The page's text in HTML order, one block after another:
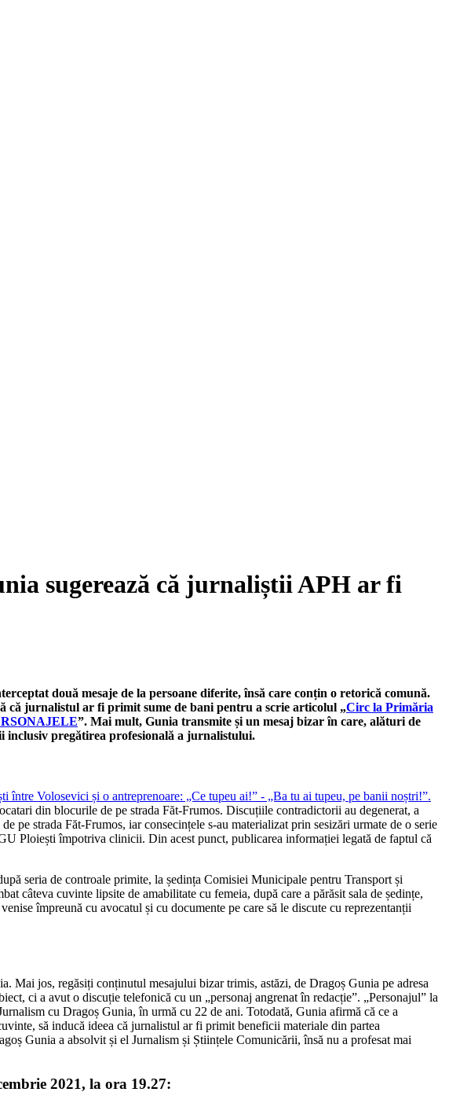
sugerează că jurnaliștii APH ar fi
două mesaje de la persoane diferite, însă care conțin o retorică comună.
că jurnalistul ar fi primit sume de bani pentru a scrie articolul „Circ la Primăria
”. Mai mult, Gunia transmite și un mesaj bizar în care, alături de
inclusiv pregătirea profesională a jurnalistului.
între Volosevici și o antreprenoare: „Ce tupeu ai!” - „Ba tu ai tupeu, pe banii noștri!”.
din blocurile de pe strada Făt-Frumos. Discuțiile contradictorii au degenerat, a
strada Făt-Frumos, iar consecințele s-au materializat prin sesizări urmate de o serie
Ploiești împotriva clinicii. Din acest punct, publicarea informației legată de faptul că
seria de controale primite, la ședința Comisiei Municipale pentru Transport și
câteva cuvinte lipsite de amabilitate cu femeia, după care a părăsit sala de ședințe,
împreună cu avocatul și cu documente pe care să le discute cu reprezentanții
Mai jos, regăsiți conținutul mesajului bizar trimis, astăzi, de Dragoș Gunia pe adresa
ci a avut o discuție telefonică cu un „personaj angrenat în redacție”. „Personajul” la
cu Dragoș Gunia, în urmă cu 22 de ani. Totodată, Gunia afirmă că ce a
să inducă ideea că jurnalistul ar fi primit beneficii materiale din partea
Gunia a absolvit și el Jurnalism și Științele Comunicării, însă nu a profesat mai
2021, la ora 19.27: